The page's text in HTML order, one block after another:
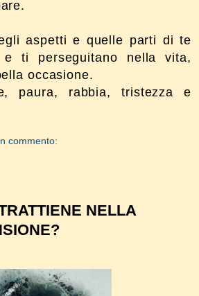
aspetti e quelle parti di te
ti perseguitano nella vita,
occasione.
paura, rabbia, tristezza e
commento:
NELLA